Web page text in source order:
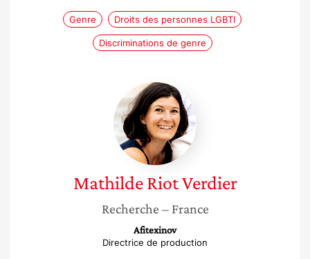
Genre Droits des personnes LGBTI
Discriminations de genre
Mathilde
Riot
Verdier
Mathilde Riot Verdier
Recherche – France
Afitexinov
Directrice de production